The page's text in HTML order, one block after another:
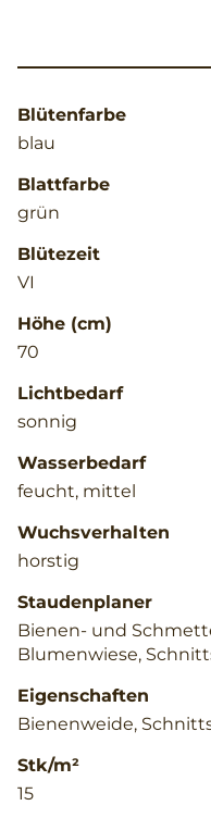
Blütenfarbe
blau
Blattfarbe
grün
Blütezeit
VI
Höhe (cm)
70
Lichtbedarf
sonnig
Wasserbedarf
feucht, mittel
Wuchsverhalten
horstig
Staudenplaner
Bienen- und
Blumenwiese,
Eigenschaften
Bienenweide,
Stk/m²
15